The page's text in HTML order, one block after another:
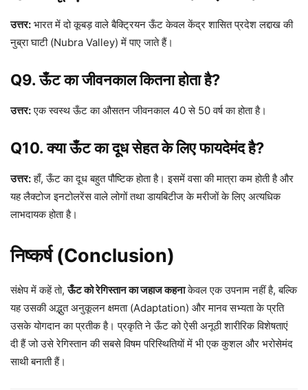
उत्तर: भारत में दो कूबड़ वाले बैक्ट्रियन ऊँट केवल केंद्र शासित प्रदेश लद्दाख की
नुब्रा घाटी (Nubra Valley) में पाए जाते हैं।
Q9. ऊँट का जीवनकाल कितना होता है?
उत्तर:एक स्वस्थ ऊँट का औसतन जीवनकाल 40 से 50 वर्ष का होता है।
Q10. क्या ऊँट का दूध सेहत के लिए फायदेमंद है?
उत्तर:हाँ, ऊँट का दूध बहुत पौष्टिक होता है। इसमें वसा की मात्रा कम होती है और
यह लैक्टोज इनटोलरेंस वाले लोगों तथा डायबिटीज के मरीजों के लिए अत्यधिक
लाभदायक होता है।
निष्कर्ष (Conclusion)
संक्षेप में कहें तो,ऊँट को रेगिस्तान का जहाज कहनाकेवल एक उपनाम नहीं है, बल्कि
यह उसकी अद्भुत अनुकूलन क्षमता (Adaptation) और मानव सभ्यता के प्रति
उसके योगदान का प्रतीक है। प्रकृति ने ऊँट को ऐसी अनूठी शारीरिक विशेषताएं
दी हैं जो उसे रेगिस्तान की सबसे विषम परिस्थितियों में भी एक कुशल और भरोसेमंद
साथी बनाती हैं।